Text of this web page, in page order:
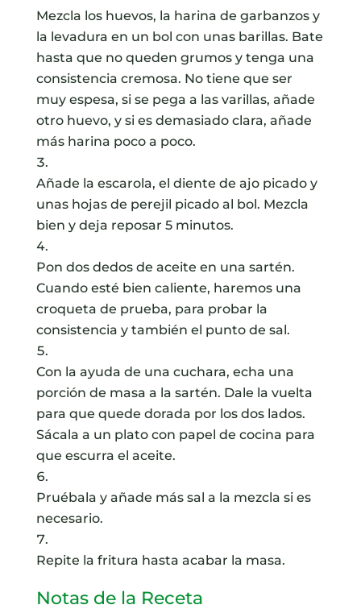
Mezcla los huevos, la harina de garbanzos y
la levadura en un bol con unas barillas. Bate
hasta que no queden grumos y tenga una
consistencia cremosa. No tiene que ser
muy espesa, si se pega a las varillas, añade
otro huevo, y si es demasiado clara, añade
más harina poco a poco.
Añade la escarola, el diente de ajo picado y
unas hojas de perejil picado al bol. Mezcla
bien y deja reposar 5 minutos.
Pon dos dedos de aceite en una sartén.
Cuando esté bien caliente, haremos una
croqueta de prueba, para probar la
consistencia y también el punto de sal.
Con la ayuda de una cuchara, echa una
porción de masa a la sartén. Dale la vuelta
para que quede dorada por los dos lados.
Sácala a un plato con papel de cocina para
que escurra el aceite.
Pruébala y añade más sal a la mezcla si es
necesario.
Repite la fritura hasta acabar la masa.
Notas de la Receta